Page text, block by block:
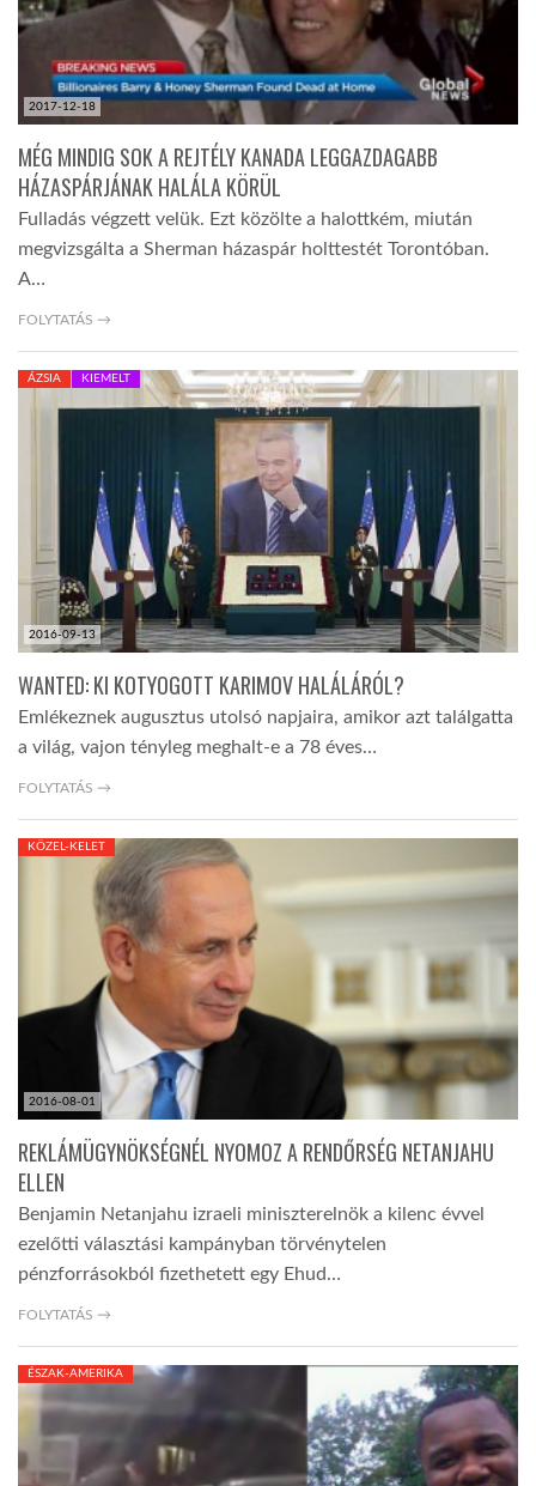
2017-12-18
MÉG MINDIG SOK A REJTÉLY KANADA LEGGAZDAGABB
HÁZASPÁRJÁNAK HALÁLA KÖRÜL
Fulladás végzett velük. Ezt közölte a halottkém, miután
megvizsgálta a Sherman házaspár holttestét Torontóban.
A…
FOLYTATÁS →
2016-09-13
ÁZSIA KIEMELT
WANTED: KI KOTYOGOTT KARIMOV HALÁLÁRÓL?
Emlékeznek augusztus utolsó napjaira, amikor azt találgatta
a világ, vajon tényleg meghalt-e a 78 éves…
FOLYTATÁS →
2016-08-01
KÖZEL-KELET
REKLÁMÜGYNÖKSÉGNÉL NYOMOZ A RENDŐRSÉG NETANJAHU
ELLEN
Benjamin Netanjahu izraeli miniszterelnök a kilenc évvel
ezelőtti választási kampányban törvénytelen
pénzforrásokból fizethetett egy Ehud…
FOLYTATÁS →
ÉSZAK-AMERIKA